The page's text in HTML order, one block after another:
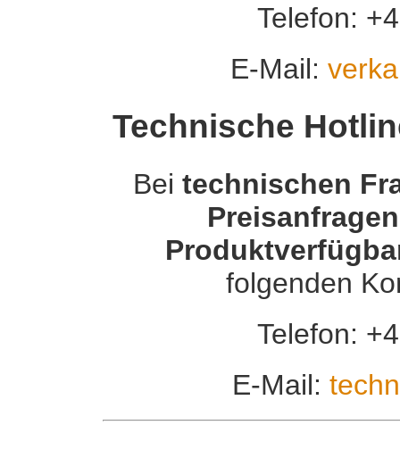
Telefon:
E-Mail:
Technische
Bei technischen
Preisanfragen
folgenden
Telefon:
E-Mail: